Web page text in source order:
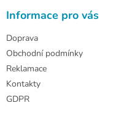
Informace pro vás
Doprava
Obchodní podmínky
Reklamace
Kontakty
GDPR